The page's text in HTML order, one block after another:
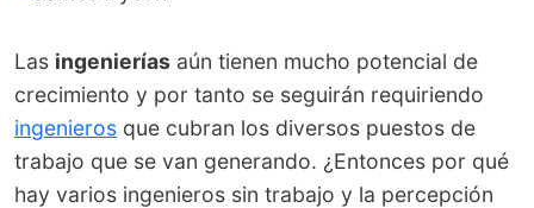
Las ingenierías aún tienen mucho potencial de
crecimiento y por tanto se seguirán requiriendo
ingenieros que cubran los diversos puestos de
trabajo que se van generando. ¿Entonces por qué
hay varios ingenieros sin trabajo y la percepción